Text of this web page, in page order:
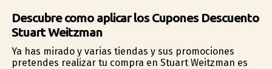
Descubre como aplicar los Cupones Descuento
Stuart Weitzman
Ya has mirado y varias tiendas y sus promociones
pretendes realizar tu compra en Stuart Weitzman es